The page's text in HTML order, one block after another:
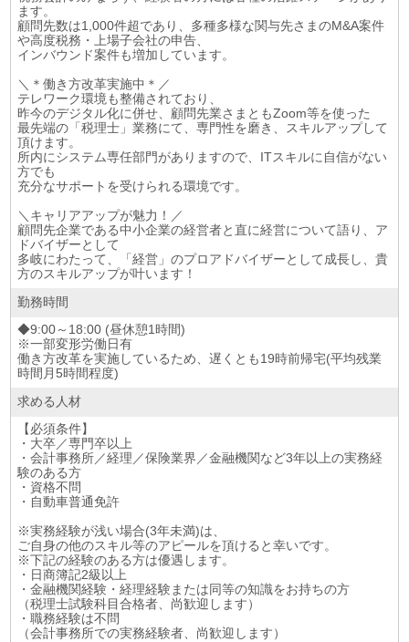
ます。
顧問先数は1,000件超であり、多種多様な関与先さまのM&A案件
や高度税務・上場子会社の申告、
インバウンド案件も増加しています。
＼＊働き方改革実施中＊／
テレワーク環境も整備されており、
昨今のデジタル化に併せ、顧問先業さまともZoom等を使った
最先端の「税理士」業務にて、専門性を磨き、スキルアップして
頂けます。
所内にシステム専任部門がありますので、ITスキルに自信がない
方でも
充分なサポートを受けられる環境です。
＼キャリアアップが魅力！／
顧問先企業である中小企業の経営者と直に経営について語り、ア
ドバイザーとして
多岐にわたって、「経営」のプロアドバイザーとして成長し、貴
方のスキルアップが叶います！
勤務時間
◆9:00～18:00 (昼休憩1時間)
※一部変形労働日有
働き方改革を実施しているため、遅くとも19時前帰宅(平均残業
時間月5時間程度)
求める人材
【必須条件】
・大卒／専門卒以上
・会計事務所／経理／保険業界／金融機関など3年以上の実務経
験のある方
・資格不問
・自動車普通免許
※実務経験が浅い場合(3年未満)は、
ご自身の他のスキル等のアピールを頂けると幸いです。
※下記の経験のある方は優遇します。
・日商簿記2級以上
・金融機関経験・経理経験または同等の知識をお持ちの方
（税理士試験科目合格者、尚歓迎します）
・職務経験は不問
（会計事務所での実務経験者、尚歓迎します）